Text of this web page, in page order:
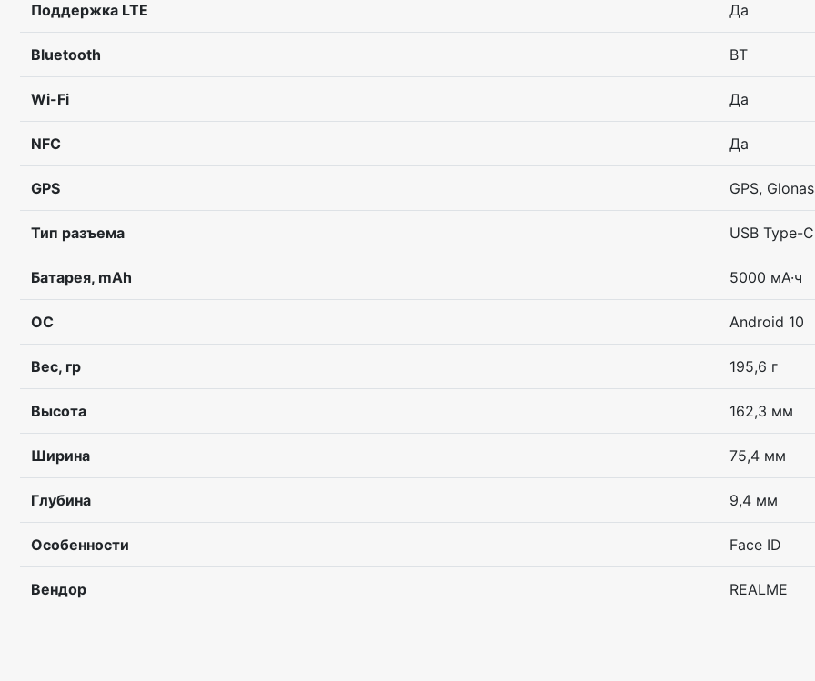
Поддержка LTE Да
Bluetooth BT
Wi-Fi Да
NFC Да
GPS GPS,
Тип разъема USB Type-C
Батарея, mAh 5000 мА·ч
ОС Android 10
Вес, гр 195,6 г
Высота 162,3 мм
Ширина 75,4 мм
Глубина 9,4 мм
Особенности Face ID
Вендор REALME